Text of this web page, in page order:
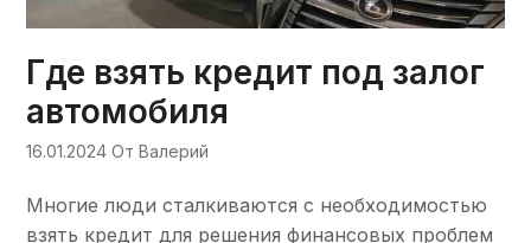
Где взять кредит под залог
автомобиля
16.01.2024 От Валерий
Многие люди сталкиваются с необходимостью
взять кредит для решения финансовых проблем